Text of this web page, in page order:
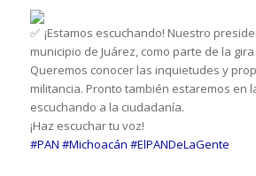
¡Estamos escuchando! Nuestro
municipio de Juárez, como parte de la gira
Queremos conocer las inquietudes y
militancia. Pronto también estaremos en
escuchando a la ciudadanía.
¡Haz escuchar tu voz!
#PAN #Michoacán #ElPANDeLaGente